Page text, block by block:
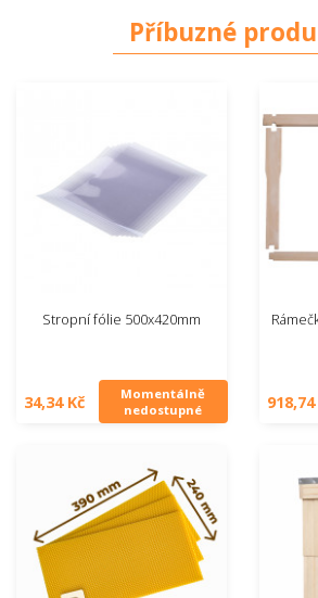
Příbuzné
Stropní fólie 500x420mm
34,34 Kč
Momentálně
nedostupné